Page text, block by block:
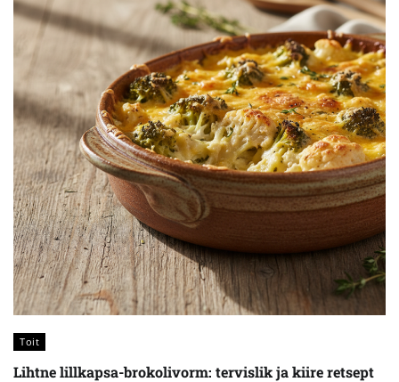
Toit
Lihtne lillkapsa-brokolivorm: tervislik ja kiire retsept